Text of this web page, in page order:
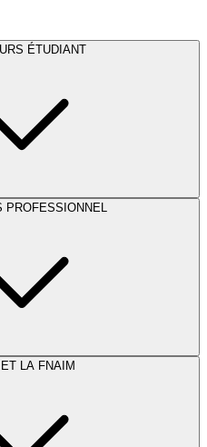
PARCOURS ÉTUDIANT
PARCOURS PROFESSIONNEL